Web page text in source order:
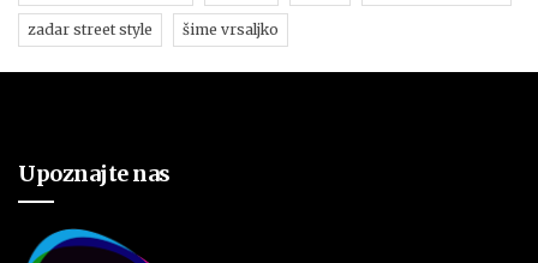
zadar street style šime vrsaljko
Upoznajte nas